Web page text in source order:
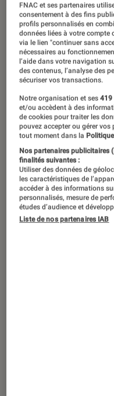
À la une
FNAC et ses partenaires
consentement à des fins
profils personnalisés en
données liées à votre compte
via le lien "continuer sans
nécessaires au
l’aide dans votre navigation
des contenus, l’analyse des
sécuriser vos transactions.
Notre organisation et ses419
et/ou accèdent à des
de cookies pour traiter les
pouvez accepter ou gérer
tout moment dans la
Nos partenaires publicitaires
finalités suivantes :
Utiliser des données de
les caractéristiques de
accéder à des informations
personnalisés, mesure de
études d’audience et
Liste de nos partenaires IAB